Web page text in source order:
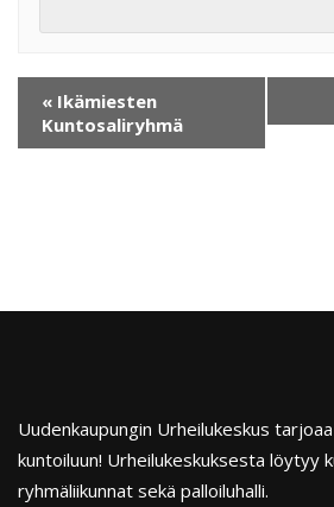
« Ikämiesten
Kuntosaliryhmä
Uudenkaupungin Urheilukeskus
kuntoiluun! Urheilukeskuksesta löytyy
ryhmäliikunnat sekä palloiluhalli.